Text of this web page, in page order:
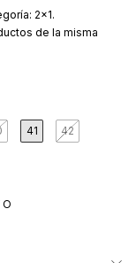
2x1.
de la misma
41 42